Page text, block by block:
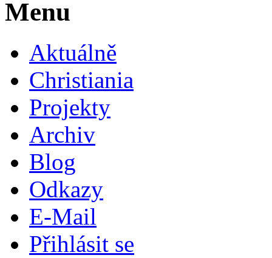
Menu
Aktuálně
Christiania
Projekty
Archiv
Blog
Odkazy
E-Mail
Přihlásit se